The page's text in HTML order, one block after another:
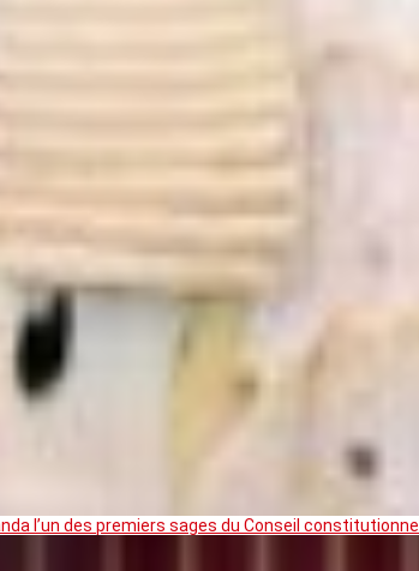
l’un des premiers sages du Conseil constitutionnel